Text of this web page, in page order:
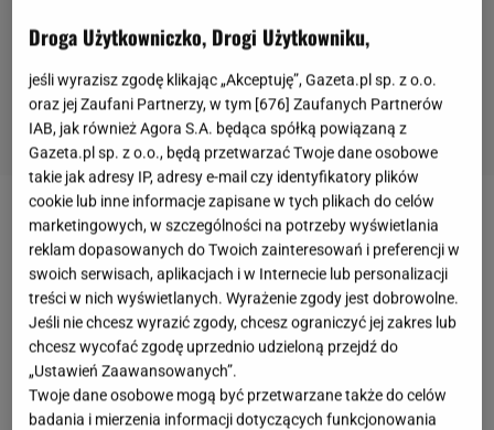
Książki, zeszyty, strój na wf oraz biała koszula - bez
tych elementów nie wyobrażamy sobie pierwszych
dni w roku szkolnym. Emocje związane z
rozpoczęciem roku udzielają się również rodzicom
pociech wkraczających w kolejny etap edukacji.
Wiele mam zadaje sobie pytanie, w co ubrać się w
tym szczególnym dniu? Zobacz, jak prosto i z
Droga Użytkowniczko, Drogi Użytkowniku,
jeśli wyrazisz zgodę klikając „Akceptuję”, Gazeta.pl sp. z o.o.
oraz jej Zaufani Partnerzy, w tym [676] Zaufanych Partnerów
IAB, jak również Agora S.A. będąca spółką powiązaną z
Gazeta.pl sp. z o.o., będą przetwarzać Twoje dane osobowe
takie jak adresy IP, adresy e-mail czy identyfikatory plików
cookie lub inne informacje zapisane w tych plikach do celów
marketingowych, w szczególności na potrzeby wyświetlania
reklam dopasowanych do Twoich zainteresowań i preferencji w
swoich serwisach, aplikacjach i w Internecie lub personalizacji
treści w nich wyświetlanych. Wyrażenie zgody jest dobrowolne.
Jeśli nie chcesz wyrazić zgody, chcesz ograniczyć jej zakres lub
chcesz wycofać zgodę uprzednio udzieloną przejdź do
„Ustawień Zaawansowanych”.
Twoje dane osobowe mogą być przetwarzane także do celów
badania i mierzenia informacji dotyczących funkcjonowania